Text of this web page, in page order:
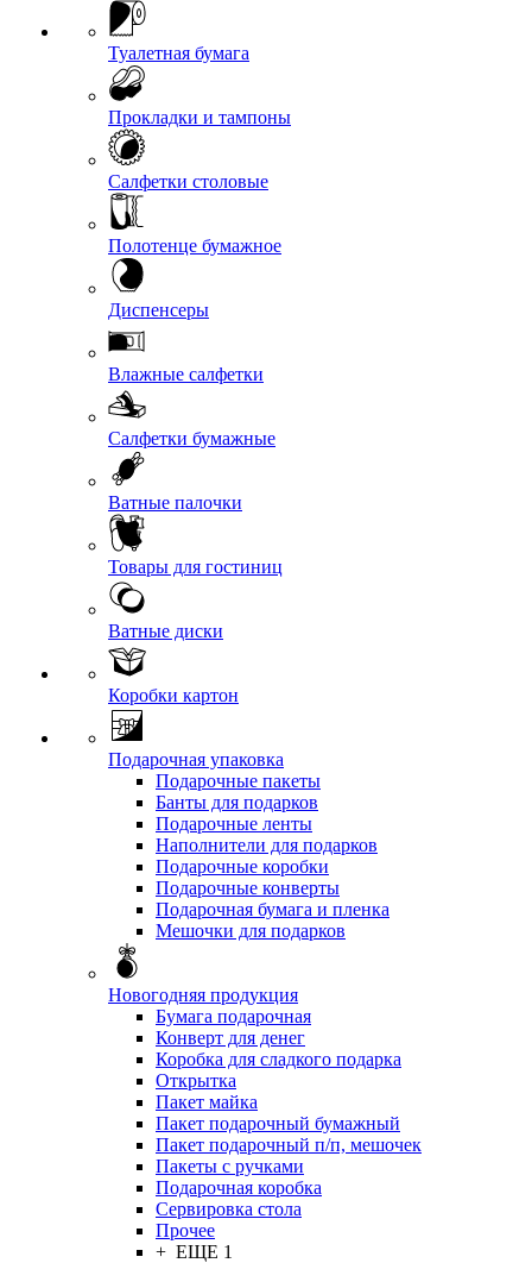
Туалетная бумага
Прокладки и тампоны
Салфетки столовые
Полотенце бумажное
Диспенсеры
Влажные салфетки
Салфетки бумажные
Ватные палочки
Товары для гостиниц
Ватные диски
Коробки картон
Подарочная упаковка
Подарочные пакеты
Банты для подарков
Подарочные ленты
Наполнители для подарков
Подарочные коробки
Подарочные конверты
Подарочная бумага и пленка
Мешочки для подарков
Новогодняя продукция
Бумага подарочная
Конверт для денег
Коробка для сладкого подарка
Открытка
Пакет майка
Пакет подарочный бумажный
Пакет подарочный п/п, мешочек
Пакеты с ручками
Подарочная коробка
Сервировка стола
Прочее
+ ЕЩЕ 1